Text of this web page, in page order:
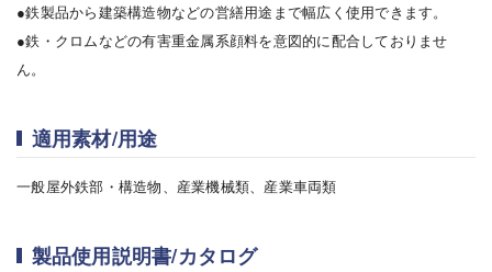
●鉄製品から建築構造物などの営繕用途まで幅広く使用できます。
●鉄・クロムなどの有害重金属系顔料を意図的に配合しておりませ
ん。
適用素材/用途
一般屋外鉄部・構造物、産業機械類、産業車両類
製品使用説明書/カタログ